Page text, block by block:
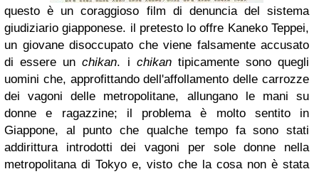
questo è un coraggioso film di denuncia del sistema
giudiziario giapponese. il pretesto lo offre Kaneko Teppei,
un giovane disoccupato che viene falsamente accusato
di essere unchikan. i chikantipicamente sono quegli
uomini che, approfittando dell'affollamento delle carrozze
dei vagoni delle metropolitane, allungano le mani su
donne e ragazzine; il problema è molto sentito in
Giappone, al punto che qualche tempo fa sono stati
addirittura introdotti dei vagoni per sole donne nella
metropolitana di Tokyo e, visto che la cosa non è stata